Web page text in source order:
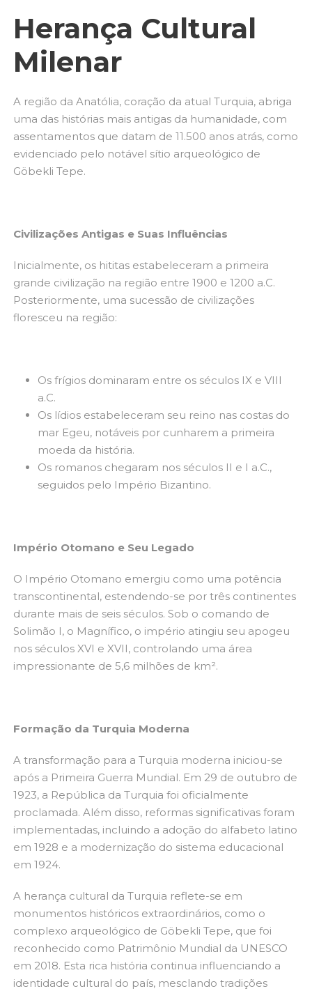
Herança Cultural
Milenar
A região da Anatólia, coração da atual Turquia, abriga
uma das histórias mais antigas da humanidade, com
assentamentos que datam de 11.500 anos atrás, como
evidenciado pelo notável sítio arqueológico de
Göbekli Tepe.
Civilizações Antigas e Suas Influências
Inicialmente, os hititas estabeleceram a primeira
grande civilização na região entre 1900 e 1200 a.C.
Posteriormente, uma sucessão de civilizações
floresceu na região:
Os frígios dominaram entre os séculos IX e VIII
a.C.
Os lídios estabeleceram seu reino nas costas do
mar Egeu, notáveis por cunharem a primeira
moeda da história.
Os romanos chegaram nos séculos II e I a.C.,
seguidos pelo Império Bizantino.
Império Otomano e Seu Legado
O Império Otomano emergiu como uma potência
transcontinental, estendendo-se por três continentes
durante mais de seis séculos. Sob o comando de
Solimão I, o Magnífico, o império atingiu seu apogeu
nos séculos XVI e XVII, controlando uma área
impressionante de 5,6 milhões de km².
Formação da Turquia Moderna
A transformação para a Turquia moderna iniciou-se
após a Primeira Guerra Mundial. Em 29 de outubro de
1923, a República da Turquia foi oficialmente
proclamada. Além disso, reformas significativas foram
implementadas, incluindo a adoção do alfabeto latino
em 1928 e a modernização do sistema educacional
em 1924.
A herança cultural da Turquia reflete-se em
monumentos históricos extraordinários, como o
complexo arqueológico de Göbekli Tepe, que foi
reconhecido como Patrimônio Mundial da UNESCO
em 2018. Esta rica história continua influenciando a
identidade cultural do país, mesclando tradições